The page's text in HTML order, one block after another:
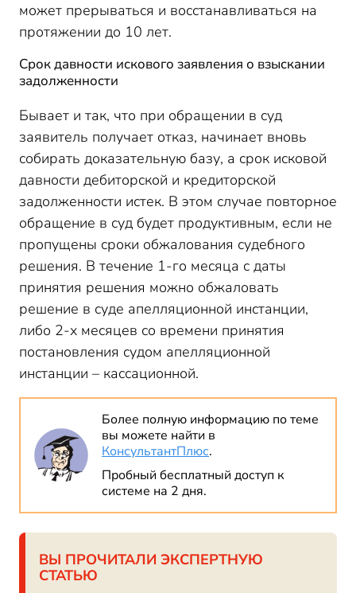
может прерываться и восстанавливаться на
протяжении до 10 лет.
Срок давности искового заявления о взыскании
задолженности
Бывает и так, что при обращении в суд
заявитель получает отказ, начинает вновь
собирать доказательную базу, а срок исковой
давности дебиторской и кредиторской
задолженности истек. В этом случае повторное
обращение в суд будет продуктивным, если не
пропущены сроки обжалования судебного
решения. В течение 1-го месяца с даты
принятия решения можно обжаловать
решение в суде апелляционной инстанции,
либо 2-х месяцев со времени принятия
постановления судом апелляционной
инстанции – кассационной.
Более полную информацию по теме
вы можете найти в
КонсультантПлюс.
Пробный бесплатный доступ к
системе на 2 дня.
ВЫ ПРОЧИТАЛИ ЭКСПЕРТНУЮ
СТАТЬЮ